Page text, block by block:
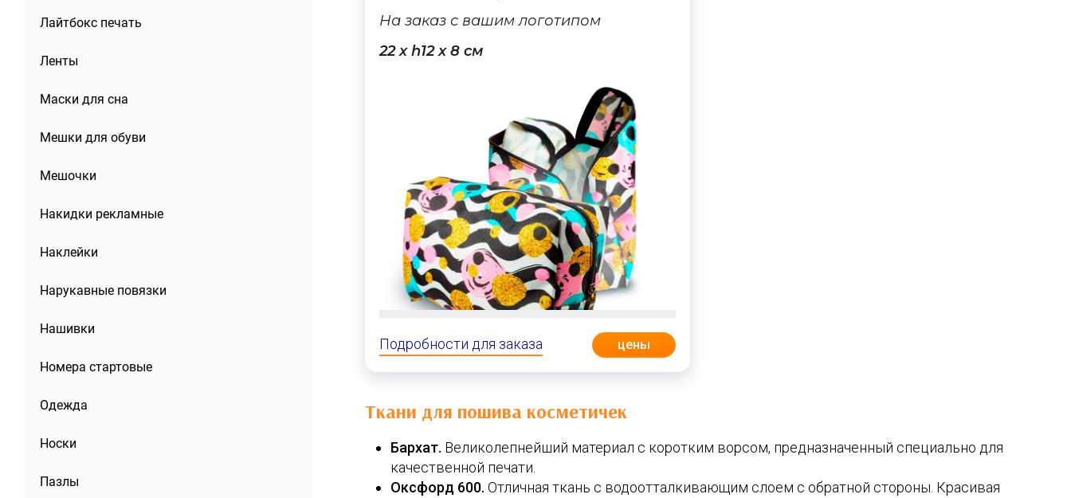
Лайтбокс печать
Ленты
Маски для сна
Мешки для обуви
Мешочки
Накидки рекламные
Наклейки
Нарукавные повязки
Нашивки
Номера стартовые
Одежда
Носки
Пазлы
На заказ с вашим логотипом
22 х h12 х 8 cм
Подробности для заказа цены
Ткани для пошива косметичек
Бархат. Великолепнейший материал с коротким ворсом, предназначенный специально для
качественной печати.
Оксфорд 600. Отличная ткань с водоотталкивающим слоем с обратной стороны. Красивая